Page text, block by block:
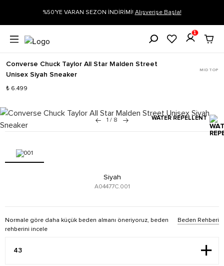
Siparişin 1-3 iş günü içerisinde kargoya verilecektir.
1
Converse Chuck Taylor All Star Malden Street
Unisex Siyah Sneaker
MID TOP
₺ 6.499
1 / 8 WATER REPELLENT
Siyah
A04477C.001
Normale göre daha küçük beden almanı öneriyoruz, beden
rehberini incele
Beden Rehberi